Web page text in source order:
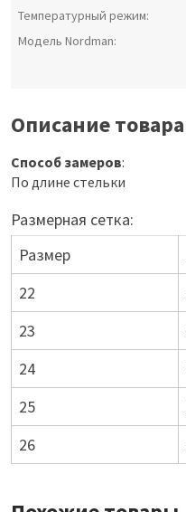
Температурный режим:
Модель Nordman:
Описание товара
Способ замеров:
По длине стельки
Размерная сетка:
Размер
22
23
24
25
26